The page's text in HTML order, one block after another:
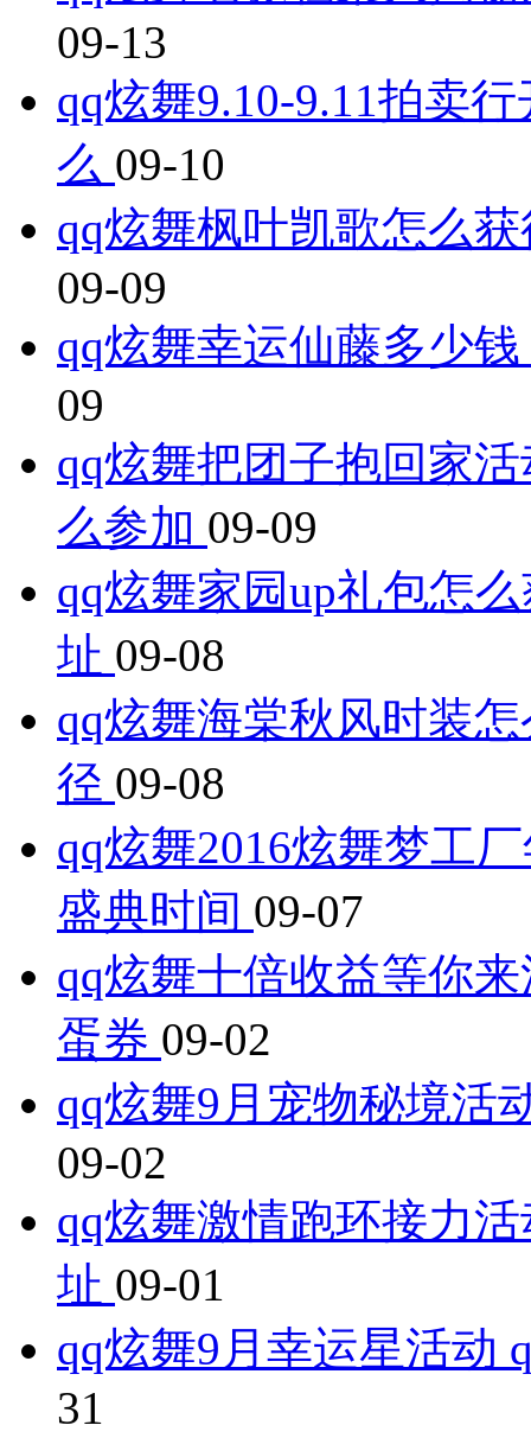
09-13
qq炫舞9.10-9.11拍卖
么 09-10
qq炫舞枫叶凯歌怎么
09-09
qq炫舞幸运仙藤多少
09
qq炫舞把团子抱回家
么参加 09-09
qq炫舞家园up礼包怎
址 09-08
qq炫舞海棠秋风时装
径 09-08
qq炫舞2016炫舞梦工
盛典时间 09-07
qq炫舞十倍收益等你
蛋券 09-02
qq炫舞9月宠物秘境活
09-02
qq炫舞激情跑环接力
址 09-01
qq炫舞9月幸运星活动
31